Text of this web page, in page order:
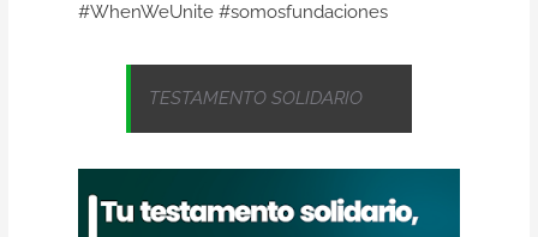
#WhenWeUnite #somosfundaciones
TESTAMENTO SOLIDARIO